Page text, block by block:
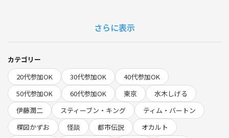
せない…大丈夫！人間生きていれば不思議体験は誰でもしてるはず、そ
怖い話大好き、ちょっと怖いけど興味ある、つまらない日常に刺激がほ
しいetc...どんな方でもお待ちしております！
開催8年目を迎える毎回満員御礼の大人気コミュニティ「都市伝説を語
る会」のスピンオフ企画！！
さらに表示
カテゴリー
20代参加OK
30代参加OK
40代参加OK
50代参加OK
60代参加OK 東京
水木しげる
伊藤潤二
スティーブン・キング
ティム・バートン
楳図かずお
怪談 都市伝説
オカルト